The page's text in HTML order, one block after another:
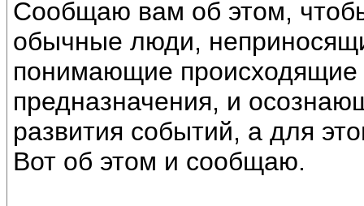
Сообщаю вам об этом,
обычные люди,
понимающие
предназначения, и
развития событий, а для
Вот об этом и сообщаю.